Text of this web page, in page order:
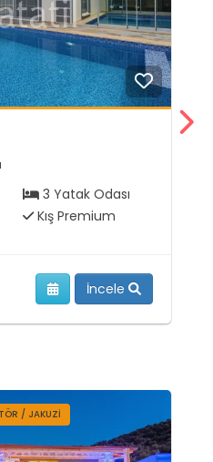
3 Yatak Odası
Kış Premium
İncele
/ JAKUZI